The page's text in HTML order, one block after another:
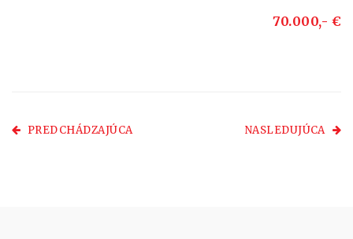
70.000,- €
PREDCHÁDZAJÚCA NASLEDUJÚCA